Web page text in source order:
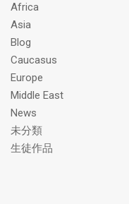
ス
Africa
Asia
Blog
Caucasus
Europe
Middle East
News
未分類
生徒作品